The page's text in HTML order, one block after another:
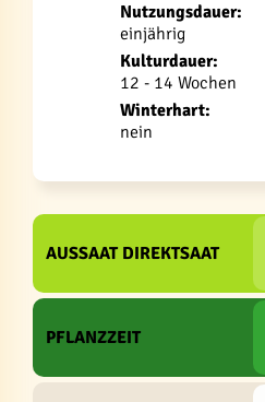
Nutzungsdauer:
einjährig
Kulturdauer:
12 - 14 Wochen
Winterhart:
nein
AUSSAAT DIREKTSAAT
PFLANZZEIT